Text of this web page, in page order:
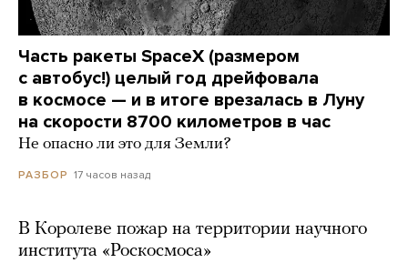
Часть ракеты SpaceX (размером
с автобус!) целый год дрейфовала
в космосе — и в итоге врезалась в Луну
на скорости 8700 километров в час
Не опасно ли это для Земли?
РАЗБОР 17 часов назад
В Королеве пожар на территории научного
института «Роскосмоса»